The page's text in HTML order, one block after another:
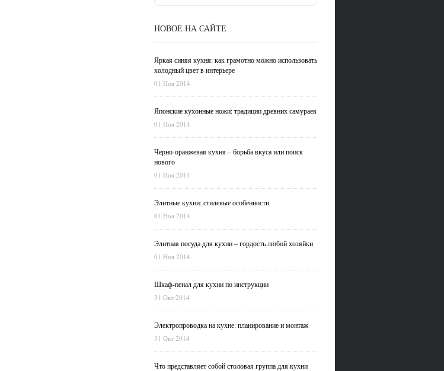
НОВОЕ НА САЙТЕ
Яркая синяя кухня: как грамотно можно использовать
холодный цвет в интерьере
01 Ноя 2014
Японские кухонные ножи: традиции древних самураев
01 Ноя 2014
Черно-оранжевая кухня – борьба вкуса или поиск
нового
01 Ноя 2014
Элитные кухни: стилевые особенности
01 Ноя 2014
Элитная посуда для кухни – гордость любой хозяйки
01 Ноя 2014
Шкаф-пенал для кухни по инструкции
31 Окт 2014
Электропроводка на кухне: планирование и монтаж
31 Окт 2014
Что представляет собой столовая группа для кухни